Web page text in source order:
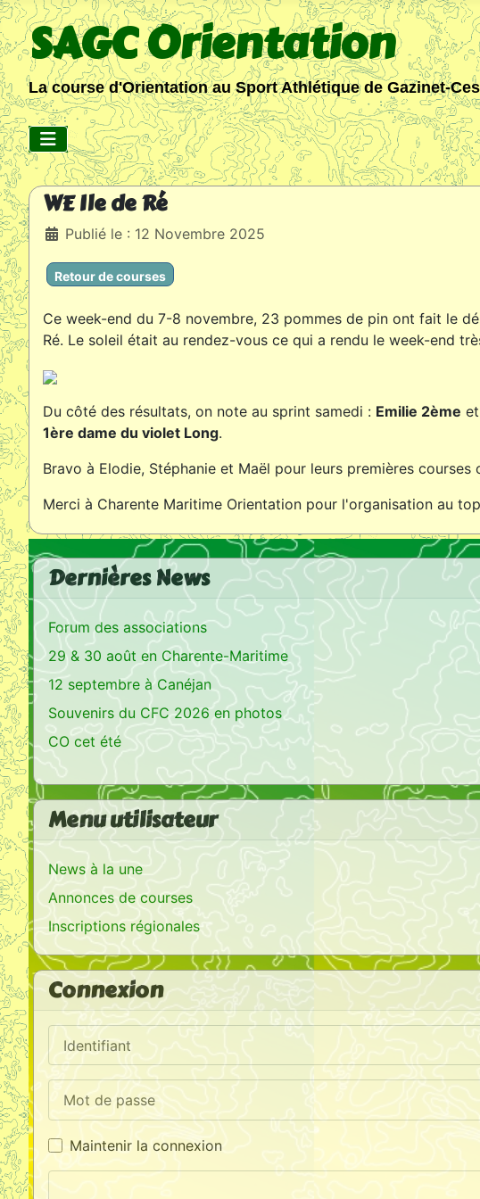
SAGC Orientation
La course d'Orientation au Sport Athlétique de Gazinet-
Dernières News
Forum des associations
29 & 30 août en Charente-Maritime
12 septembre à Canéjan
Souvenirs du CFC 2026 en photos
CO cet été
Menu utilisateur
News à la une
Annonces de courses
Inscriptions régionales
Connexion
Mot de passe
Maintenir la connexion
WE Ile de Ré
DétailsPublié le : 12 Novembre 2025
Retour de courses
Ce week-end du 7-8 novembre, 23 pommes de pin ont fait le
Ré. Le soleil était au rendez-vous ce qui a rendu le week-end
Du côté des résultats, on note au sprint samedi : Emilie 2ème et
1ère dame du violet Long.
Bravo à Elodie, Stéphanie et Maël pour leurs premières courses
Merci à Charente Maritime Orientation pour l'organisation au